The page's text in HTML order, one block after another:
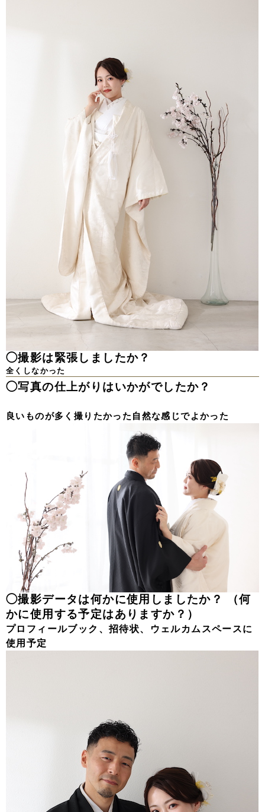
◯撮影は緊張しましたか？
全くしなかった
◯写真の仕上がりはいかがでしたか？
良いものが多く撮りたかった自然な感じでよかった
◯撮影データは何かに使用しましたか？ （何
かに使用する予定はありますか？）
プロフィールブック、招待状、ウェルカムスペースに
使用予定